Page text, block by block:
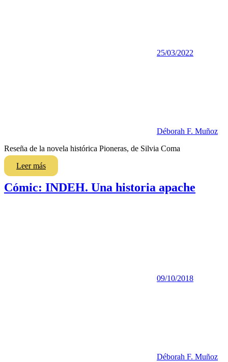
25/03/2022
Déborah F. Muñoz
Reseña de la novela histórica Pioneras, de Silvia Coma
Leer más
Cómic: INDEH. Una historia apache
09/10/2018
Déborah F. Muñoz